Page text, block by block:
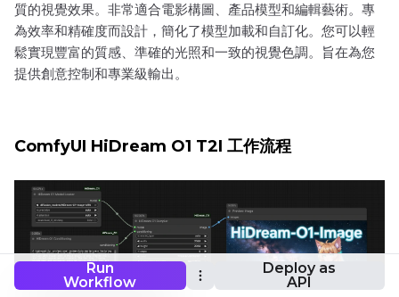
Run
Workflow
Deploy as
API
質的視覺效果。非常適合電影構圖、產品模型和編輯藝術。專
為效率和精確度而設計，簡化了模型加載和自訂化。您可以輕
鬆實現豐富的質感、準確的光照和一致的視覺色調。旨在為您
提供創意控制和專業級輸出。
ComfyUI HiDream O1 T2I 工作流程